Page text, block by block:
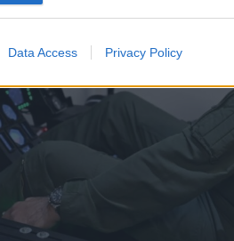
Data Access Privacy Policy